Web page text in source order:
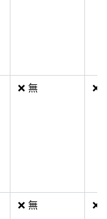
❌ 無 ❌
❌ 無 ❌